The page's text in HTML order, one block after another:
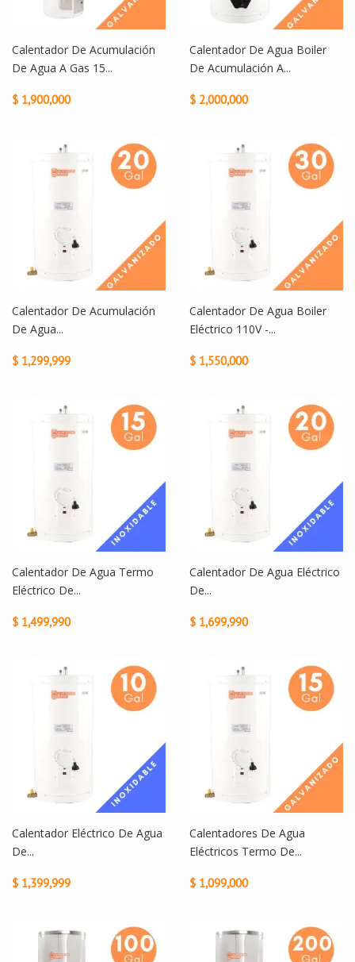
Calentador De Acumulación
De Agua A Gas 15...
$ 1,900,000
Calentador De Agua Boiler
De Acumulación A...
$ 2,000,000
Calentador De Acumulación
De Agua...
$ 1,299,999
Calentador De Agua Boiler
Eléctrico 110V -...
$ 1,550,000
Calentador De Agua Termo
Eléctrico De...
$ 1,499,990
Calentador De Agua Eléctrico
De...
$ 1,699,990
Calentador Eléctrico De Agua
De...
$ 1,399,999
Calentadores De Agua
Eléctricos Termo De...
$ 1,099,000